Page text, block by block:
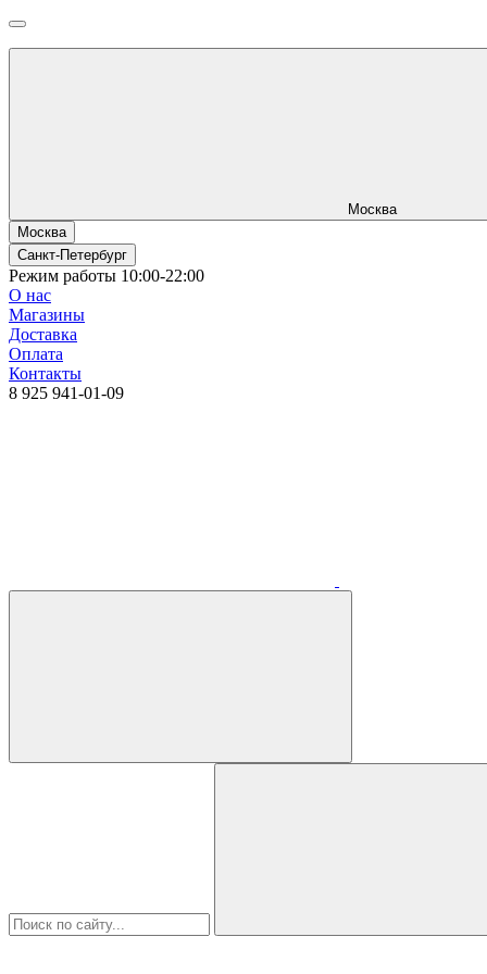
Москва
Москва
Санкт-Петербург
Режим работы 10:00-22:00
О нас
Магазины
Доставка
Оплата
Контакты
8 925 941-01-09